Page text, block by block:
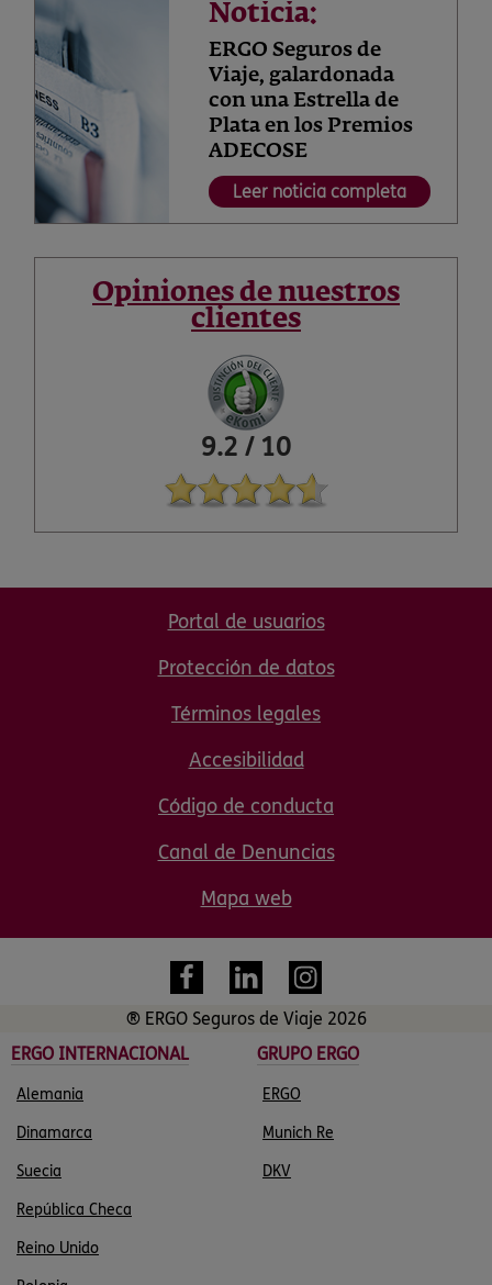
Noticia:
ERGO Seguros de
Viaje, galardonada
con una Estrella de
Plata en los Premios
ADECOSE
Leer noticia completa
Opiniones de nuestros
clientes
9.2 / 10
Portal de usuarios
Protección de datos
Términos legales
Accesibilidad
Código de conducta
Canal de Denuncias
Mapa web
® ERGO Seguros de Viaje 2026
ERGO INTERNACIONAL
GRUPO ERGO
Alemania ERGO
Dinamarca Munich Re
Suecia DKV
República Checa
Reino Unido